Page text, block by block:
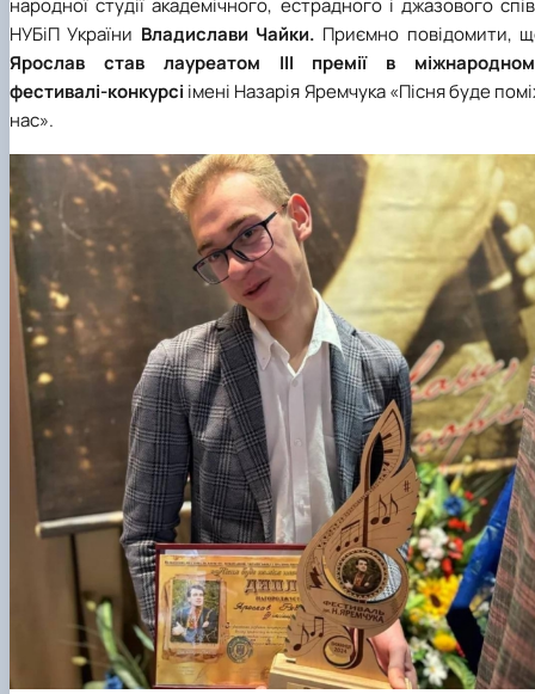
народної студії академічного, естрадного і джазового
НУБіП України Владислави Чайки. Приємно повідомити,
Ярослав став лауреатом ІІІ премії в
фестивалі-конкурсі імені Назарія Яремчука «Пісня буде
нас».